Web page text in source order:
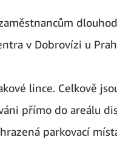
v Dobrovízi u
lince. Celkově
přímo do areálu
parkovací